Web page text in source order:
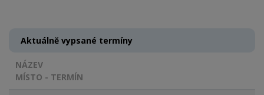
Aktuálně vypsané termíny
NÁZEV
MÍSTO - TERMÍN